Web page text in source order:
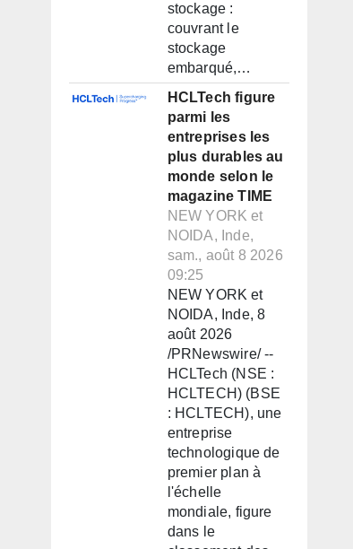
stockage :
couvrant le
stockage
embarqué,…
HCLTech figure
parmi les
entreprises les
plus durables au
monde selon le
magazine TIME
NEW YORK et
NOIDA, Inde,
sam., août 8 2026
09:25
NEW YORK et
NOIDA, Inde, 8
août 2026
/PRNewswire/ --
HCLTech (NSE :
HCLTECH) (BSE
: HCLTECH), une
entreprise
technologique de
premier plan à
l'échelle
mondiale, figure
dans le